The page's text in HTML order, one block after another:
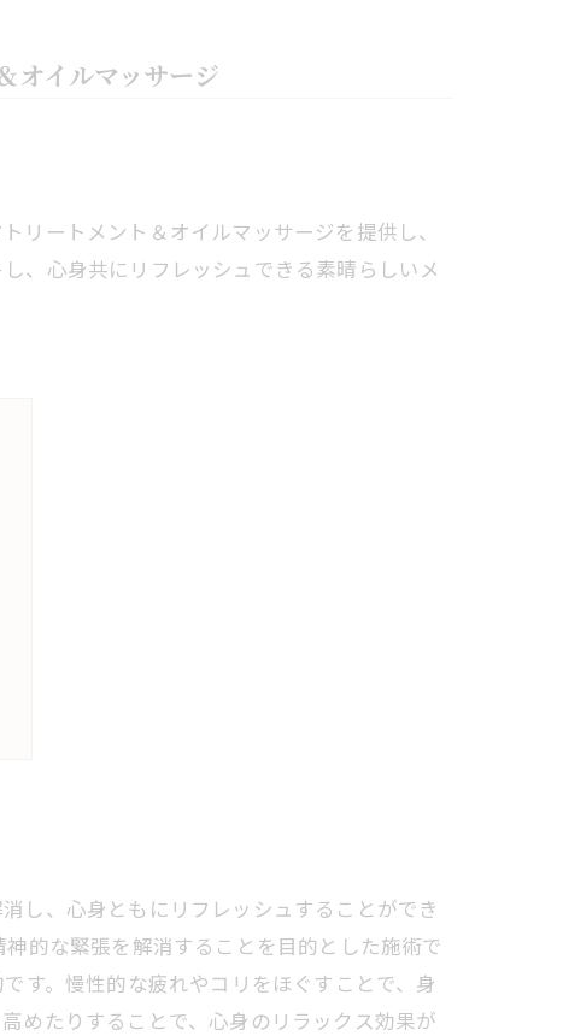
オイルマッサージ
リートメント＆オイルマッサージを提供し、
、心身共にリフレッシュできる素晴らしいメ
し、心身ともにリフレッシュすることができ
的な緊張を解消することを目的とした施術で
す。慢性的な疲れやコリをほぐすことで、身
めたりすることで、心身のリラックス効果が